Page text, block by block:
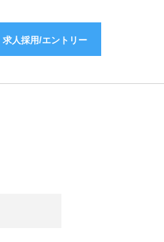
求人採用/エントリー